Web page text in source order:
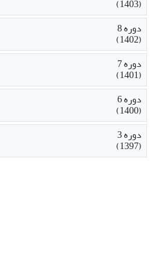
(1403)
دوره 8
(1402)
دوره 7
(1401)
دوره 6
(1400)
دوره 3
(1397)